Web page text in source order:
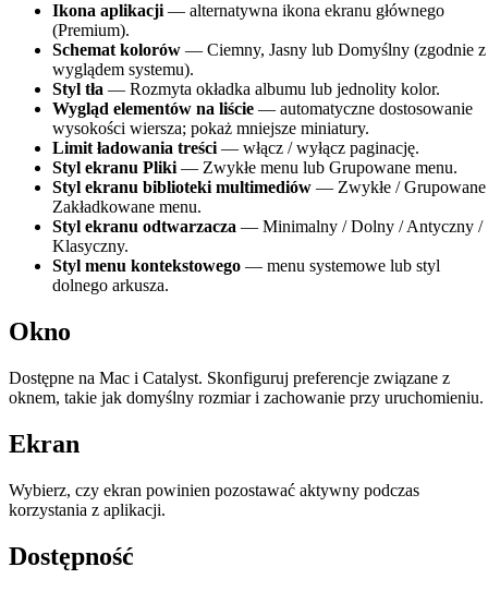
Ikona aplikacji — alternatywna ikona ekranu głównego
(Premium).
Schemat kolorów — Ciemny, Jasny lub Domyślny (zgodnie z
wyglądem systemu).
Styl tła — Rozmyta okładka albumu lub jednolity kolor.
Wygląd elementów na liście — automatyczne dostosowanie
wysokości wiersza; pokaż mniejsze miniatury.
Limit ładowania treści — włącz / wyłącz paginację.
Styl ekranu Pliki — Zwykłe menu lub Grupowane menu.
Styl ekranu biblioteki multimediów — Zwykłe /
Zakładkowane menu.
Styl ekranu odtwarzacza — Minimalny / Dolny / Antyczny /
Klasyczny.
Styl menu kontekstowego — menu systemowe lub styl
dolnego arkusza.
Okno
Dostępne na Mac i Catalyst. Skonfiguruj preferencje związane z
oknem, takie jak domyślny rozmiar i zachowanie przy uruchomieniu.
Ekran
Wybierz, czy ekran powinien pozostawać aktywny podczas
korzystania z aplikacji.
Dostępność